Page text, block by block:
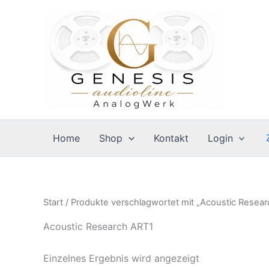
Home Shop Kontakt Login
Start / Produkte verschlagwortet mit „Acoustic
Acoustic Research ART1
Einzelnes Ergebnis wird angezeigt